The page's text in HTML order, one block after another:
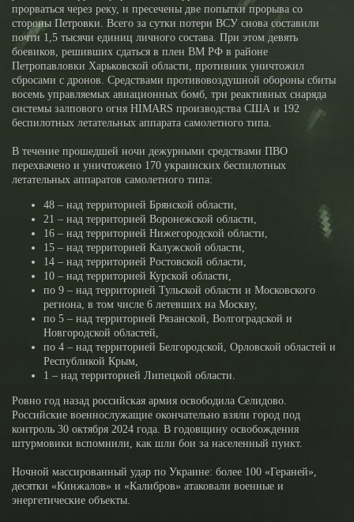
прорваться через реку, и пресечены две попытки прорыва со
стороны Петровки. Всего за сутки потери ВСУ снова составили
почти 1,5 тысячи единиц личного состава. При этом девять
боевиков, решивших сдаться в плен ВМ РФ в районе
Петропавловки Харьковской области, противник уничтожил
сбросами с дронов. Средствами противовоздушной обороны сбиты
восемь управляемых авиационных бомб, три реактивных снаряда
системы залпового огня HIMARS производства США и 192
беспилотных летательных аппарата самолетного типа.
В течение прошедшей ночи дежурными средствами ПВО
перехвачено и уничтожено 170 украинских беспилотных
летательных аппаратов самолетного типа:
48 – над территорией Брянской области,
21 – над территорией Воронежской области,
16 – над территорией Нижегородской области,
15 – над территорией Калужской области,
14 – над территорией Ростовской области,
10 – над территорией Курской области,
по 9 – над территорией Тульской области и Московского
региона, в том числе 6 летевших на Москву,
по 5 – над территорией Рязанской, Волгоградской и
Новгородской областей,
по 4 – над территорией Белгородской, Орловской областей и
Республикой Крым,
1 – над территорией Липецкой области.
Ровно год назад российская армия освободила Селидово.
Российские военнослужащие окончательно взяли город под
контроль 30 октября 2024 года. В годовщину освобождения
штурмовики вспомнили, как шли бои за населенный пункт.
Ночной массированный удар по Украине: более 100 «Гераней»,
десятки «Кинжалов» и «Калибров» атаковали военные и
энергетические объекты.